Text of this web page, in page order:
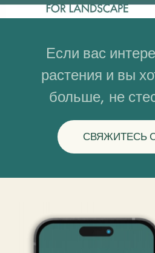
Если вас
растения и вы
больше, не
СВЯЖИТЕСЬ